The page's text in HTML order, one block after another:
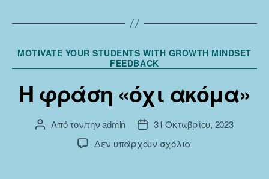
Κατηγορίες
MOTIVATE YOUR STUDENTS WITH GROWTH MINDSET
FEEDBACK
Η φράση «όχι ακόμα»
Συντάκτης
Από τον/τηνadmin
Ημ.
δημοσίευσης
31 Οκτωβρίου, 2023
Δεν υπάρχουν σχόλια